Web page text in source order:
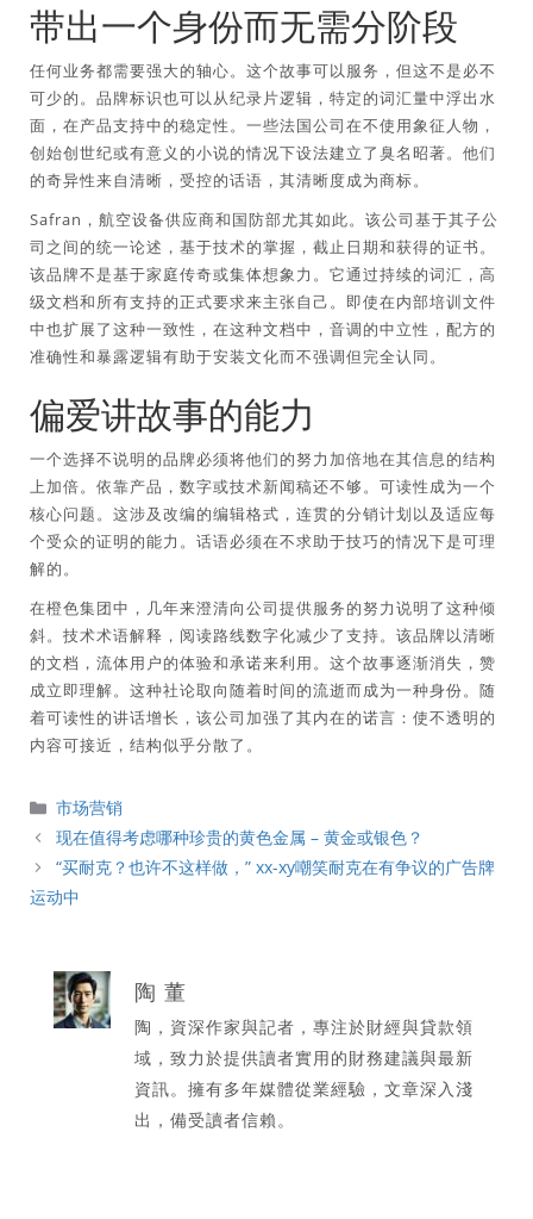
带出一个身份而无需分阶段
任何业务都需要强大的轴心。这个故事可以服务，但这不是必不
可少的。品牌标识也可以从纪录片逻辑，特定的词汇量中浮出水
面，在产品支持中的稳定性。一些法国公司在不使用象征人物，
创始创世纪或有意义的小说的情况下设法建立了臭名昭著。他们
的奇异性来自清晰，受控的话语，其清晰度成为商标。
Safran，航空设备供应商和国防部尤其如此。该公司基于其子公
司之间的统一论述，基于技术的掌握，截止日期和获得的证书。
该品牌不是基于家庭传奇或集体想象力。它通过持续的词汇，高
级文档和所有支持的正式要求来主张自己。即使在内部培训文件
中也扩展了这种一致性，在这种文档中，音调的中立性，配方的
准确性和暴露逻辑有助于安装文化而不强调但完全认同。
偏爱讲故事的能力
一个选择不说明的品牌必须将他们的努力加倍地在其信息的结构
上加倍。依靠产品，数字或技术新闻稿还不够。可读性成为一个
核心问题。这涉及改编的编辑格式，连贯的分销计划以及适应每
个受众的证明的能力。话语必须在不求助于技巧的情况下是可理
解的。
在橙色集团中，几年来澄清向公司提供服务的努力说明了这种倾
斜。技术术语解释，阅读路线数字化减少了支持。该品牌以清晰
的文档，流体用户的体验和承诺来利用。这个故事逐渐消失，赞
成立即理解。这种社论取向随着时间的流逝而成为一种身份。随
着可读性的讲话增长，该公司加强了其内在的诺言：使不透明的
内容可接近，结构似乎分散了。
分
類
市场营销
现在值得考虑哪种珍贵的黄色金属 – 黄金或银色？
“买耐克？也许不这样做，” xx-xy嘲笑耐克在有争议的广告牌
运动中
陶 董
陶，資深作家與記者，專注於財經與貸款領
域，致力於提供讀者實用的財務建議與最新
資訊。擁有多年媒體從業經驗，文章深入淺
出，備受讀者信賴。